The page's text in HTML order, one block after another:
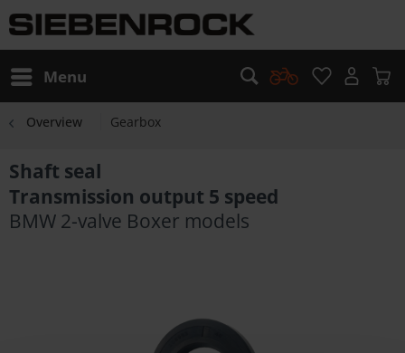
Menu
Overview Gearbox
Shaft seal
Transmission output 5 speed
BMW 2-valve Boxer models